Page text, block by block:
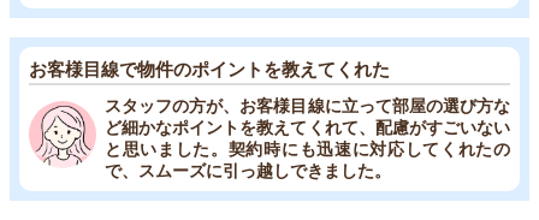
お客様目線で物件のポイントを教えてくれた
スタッフの方が、お客様目線に立って部屋の選び方な
ど細かなポイントを教えてくれて、配慮がすごいない
と思いました。契約時にも迅速に対応してくれたの
で、スムーズに引っ越しできました。